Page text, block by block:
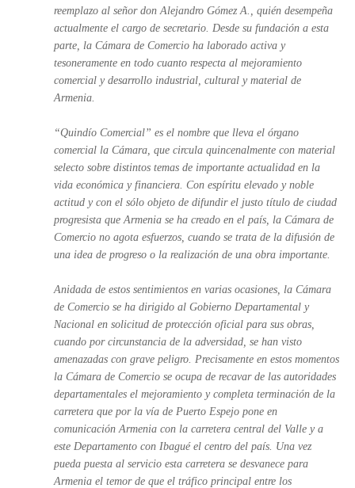
reemplazo al señor don Alejandro Gómez A., quién desempeña
actualmente el cargo de secretario. Desde su fundación a esta
parte, la Cámara de Comercio ha laborado activa y
tesoneramente en todo cuanto respecta al mejoramiento
comercial y desarrollo industrial, cultural y material de
Armenia.
“Quindío Comercial” es el nombre que lleva el órgano
comercial la Cámara, que circula quincenalmente con material
selecto sobre distintos temas de importante actualidad en la
vida económica y financiera. Con espíritu elevado y noble
actitud y con el sólo objeto de difundir el justo título de ciudad
progresista que Armenia se ha creado en el país, la Cámara de
Comercio no agota esfuerzos, cuando se trata de la difusión de
una idea de progreso o la realización de una obra importante.
Anidada de estos sentimientos en varias ocasiones, la Cámara
de Comercio se ha dirigido al Gobierno Departamental y
Nacional en solicitud de protección oficial para sus obras,
cuando por circunstancia de la adversidad, se han visto
amenazadas con grave peligro. Precisamente en estos momentos
la Cámara de Comercio se ocupa de recavar de las autoridades
departamentales el mejoramiento y completa terminación de la
carretera que por la vía de Puerto Espejo pone en
comunicación Armenia con la carretera central del Valle y a
este Departamento con Ibagué el centro del país. Una vez
pueda puesta al servicio esta carretera se desvanece para
Armenia el temor de que el tráfico principal entre los